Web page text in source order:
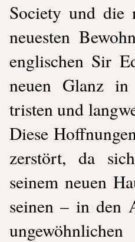
Society und die
neuesten
englischen Sir
neuen Glanz
tristen und
Diese
zerstört, da
seinem neuen
seinen – in den